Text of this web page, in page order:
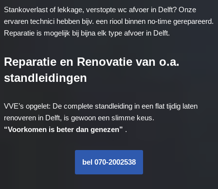
Stankoverlast of lekkage, verstopte wc afvoer in Delft? Onze
ervaren technici hebben bijv. een riool binnen no-time gerepareerd.
Reparatie is mogelijk bij bijna elk type afvoer in Delft.
Reparatie en Renovatie van o.a.
standleidingen
VVE’s opgelet: De complete standleiding in een flat tijdig laten
renoveren in Delft, is gewoon een slimme keus.
“Voorkomen is beter dan genezen” .
bel 070-2002538